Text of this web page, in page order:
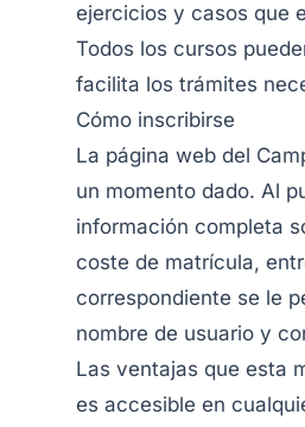
ejercicios y casos que
Todos los cursos
facilita los trámites
Cómo inscribirse
La página web del
un momento dado. Al
información completa
coste de matrícula,
correspondiente se le
nombre de usuario y
Las ventajas que esta
es accesible en